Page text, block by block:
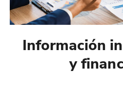
Información
y